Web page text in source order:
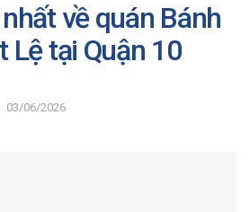
về quán Bánh
Lệ tại Quận 10
03/06/2026